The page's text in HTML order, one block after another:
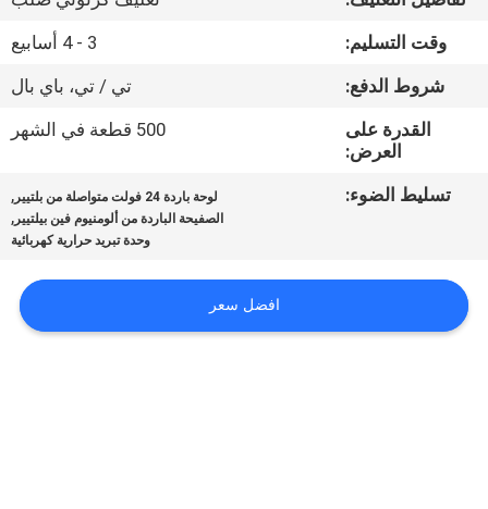
ضبط
الجودة
جميع
وقت التسليم:
3 - 4 أسابيع
شروط الدفع:
تي / تي، باي بال
القدرة على
العرض:
500 قطعة في الشهر
تسليط الضوء: لوحة باردة 24 فولت متواصلة من بلتيير ,
الصفيحة الباردة من ألومنيوم فين بيلتيير ,
وحدة تبريد حرارية كهربائية
افضل سعر